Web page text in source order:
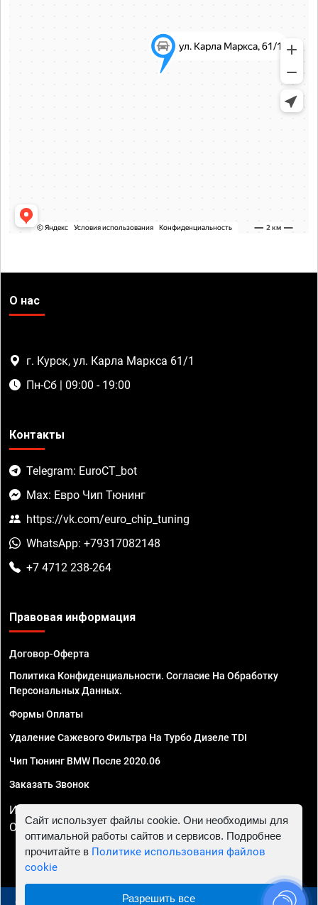
О нас
г. Курск, ул. Карла Маркса 61/1
Пн-Сб | 09:00 - 19:00
Контакты
Telegram: EuroCT_bot
Max: Евро Чип Тюнинг
https://vk.com/euro_chip_tuning
WhatsApp: +79317082148
+7 4712 238-264
Правовая информация
Договор-Оферта
Политика Конфиденциальности. Согласие На Обработку
Персональных Данных.
Формы Оплаты
Удаление Сажевого Фильтра На Турбо Дизеле TDI
Чип Тюнинг BMW После 2020.06
Заказать Звонок
ИП Смирнов Георгий Павлович. ИНН 781302555843,
ОГРНИП 324470400032610
Сайт использует файлы cookie. Они необходимы для
оптимальной работы сайтов и сервисов. Подробнее
прочитайте в Политике использования файлов
cookie
Разрешить все